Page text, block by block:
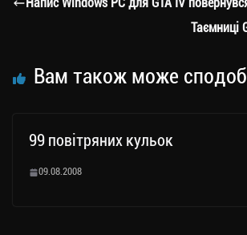
ти
Таємниці
Вам також може
99 повітряних кульок
09.08.2008